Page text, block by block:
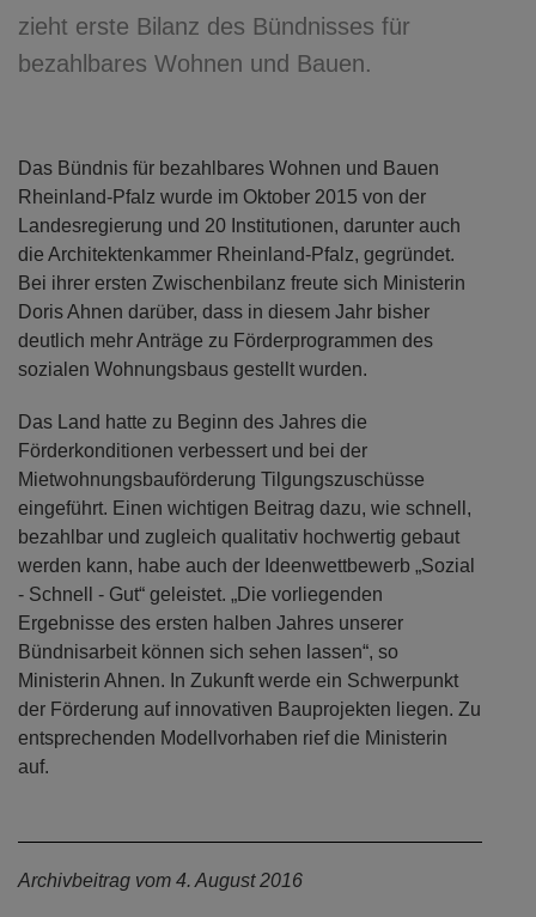
zieht erste Bilanz des Bündnisses für
bezahlbares Wohnen und Bauen.
Das Bündnis für bezahlbares Wohnen und Bauen
Rheinland-Pfalz wurde im Oktober 2015 von der
Landesregierung und 20 Institutionen, darunter auch
die Architektenkammer Rheinland-Pfalz, gegründet.
Bei ihrer ersten Zwischenbilanz freute sich Ministerin
Doris Ahnen darüber, dass in diesem Jahr bisher
deutlich mehr Anträge zu Förderprogrammen des
sozialen Wohnungsbaus gestellt wurden.
Das Land hatte zu Beginn des Jahres die
Förderkonditionen verbessert und bei der
Mietwohnungsbauförderung Tilgungszuschüsse
eingeführt. Einen wichtigen Beitrag dazu, wie schnell,
bezahlbar und zugleich qualitativ hochwertig gebaut
werden kann, habe auch der Ideenwettbewerb „Sozial
- Schnell - Gut“ geleistet. „Die vorliegenden
Ergebnisse des ersten halben Jahres unserer
Bündnisarbeit können sich sehen lassen“, so
Ministerin Ahnen. In Zukunft werde ein Schwerpunkt
der Förderung auf innovativen Bauprojekten liegen. Zu
entsprechenden Modellvorhaben rief die Ministerin
auf.
Archivbeitrag vom 4. August 2016